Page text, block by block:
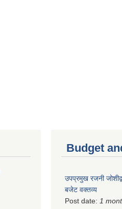
Budget
उपप्रमुख रजनी
बजेट वक्तव्य
Post date: 1